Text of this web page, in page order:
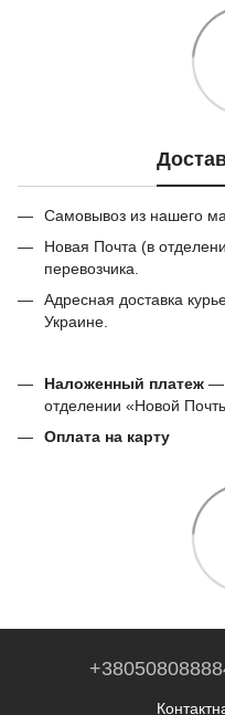
Самовывоз из нашего
Новая Почта (в
перевозчика.
Адресная доставка
Украине.
Наложенный платеж —
отделении «Новой
Оплата на карту